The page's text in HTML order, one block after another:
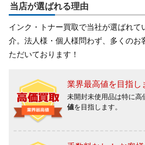
当店が選ばれる理由
インク・トナー買取で当社が選ばれて
介。法人様・個人様問わず、多くのお
ただいております！
業界最高値を目指し
未開封未使用品は特に高
値を目指します。